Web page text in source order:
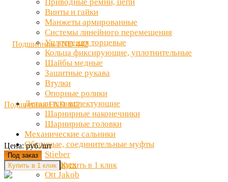
Винты и гайки
Манжеты армированные
Системы линейного перемещения
Уплотнения торцевые
Кольца фиксирующие, уплотнительные
Шайбы медные
Защитные рукава
Втулки
Опорные ролики
Детали и комплектующие
Шарнирные наконечники
Шарнирные головки
Механические сальники
Обгонные, соединительные муфты
Stieber
Clampex
Ott Jakob
Подшипник FND 442
Цена: руб./шт
Под заказ
Купить в 1 клик